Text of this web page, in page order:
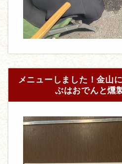
メニューしました！金山
ぶはおでんと燻